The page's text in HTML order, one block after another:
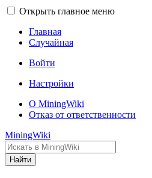
Открыть главное меню
Главная
Случайная
Войти
Настройки
О MiningWiki
Отказ от ответственности
MiningWiki
Найти